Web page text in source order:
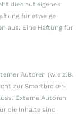
dies auf eigenes
für etwaige
aus. Eine Haftung für
Autoren (wie z.B.
zur Smartbroker-
Externe Autoren
die Inhalte sind